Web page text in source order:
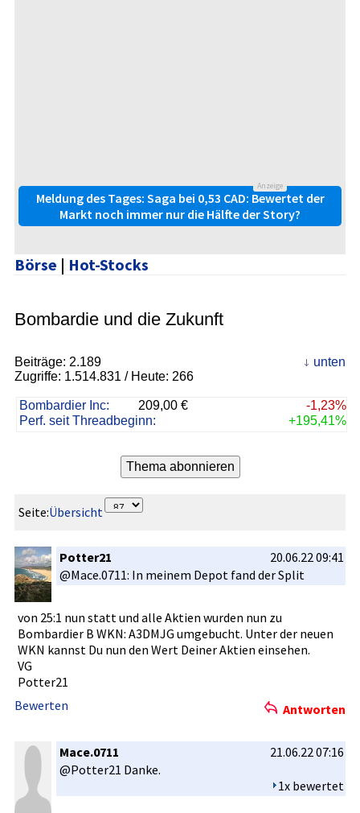
Anzeige
Meldung des Tages: Saga bei 0,53 CAD: Bewertet der
Markt noch immer nur die Hälfte der Story?
Börse | Hot-Stocks
Bombardie und die Zukunft
Beiträge: 2.189
Zugriffe: 1.514.831 / Heute: 266
unten
Bombardier Inc: 209,00 €
-1,23%
Perf. seit Threadbeginn:
+195,41%
Seite:Übersicht
Potter21
20.06.22 09:41
@Mace.0711­: In meinem Depot fand der Split
von 25:1 nun statt und alle Aktien wurden nun zu
Bombardier­ B WKN: A3DMJG umgebucht.­ Unter der neuen
WKN kannst Du nun den Wert Deiner Aktien einsehen.
VG
Potter21
Bewerten
Antworten
Mace.0711 21.06.22 07:16
1x bewertet
@Potter21 Danke.